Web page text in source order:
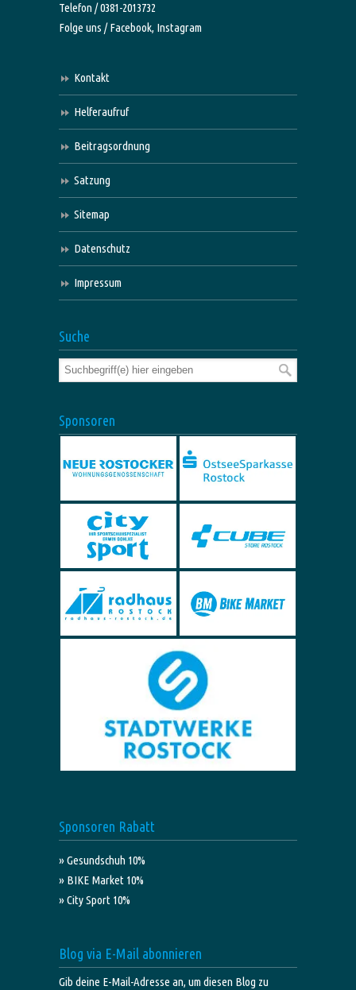
Telefon / 0381-2013732
Folge uns /Facebook, Instagram
Kontakt
Helferaufruf
Beitragsordnung
Satzung
Sitemap
Datenschutz
Impressum
Suche
Sponsoren
Sponsoren Rabatt
» Gesundschuh 10%
» BIKE Market 10%
» City Sport 10%
Blog via E-Mail abonnieren
Gib deine E-Mail-Adresse an, um diesen Blog zu